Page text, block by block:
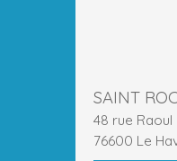
SAINT
48 rue Raoul
76600 Le